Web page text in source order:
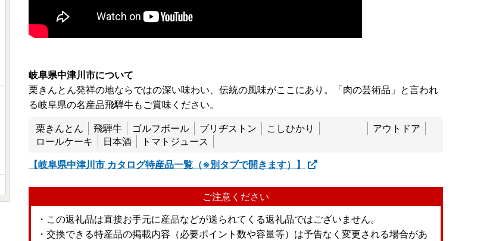
岐阜県中津川市について
栗きんとん発祥の地ならではの深い味わい、伝統の風味がここにあり。「肉の芸術品」と言われ
る岐阜県の名産品飛騨牛もご賞味ください。
栗きんとん
飛騨牛 ゴルフボール ブリヂストン こしひかり
アウトドア
ロールケーキ
日本酒
トマトジュース
【岐阜県中津川市 カタログ特産品一覧（※別タブで開きます）】
ご注意ください
・この返礼品は直接お手元に産品などが送られてくる返礼品ではございません。
・交換できる特産品の掲載内容（必要ポイント数や容量等）は予告なく変更される場合があ